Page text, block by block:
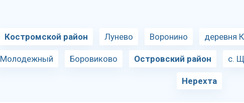
Костромской район Лунево Воронино деревня
Молодежный Боровиково Островский район с.
Нерехта